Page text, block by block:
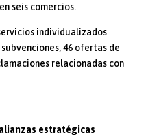
seis comercios.
individualizados
46 ofertas de
relacionadas con
estratégicas